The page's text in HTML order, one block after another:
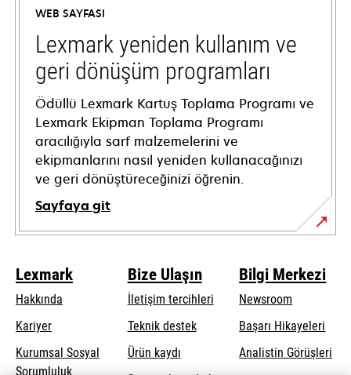
new
tab
WEB SAYFASI
Lexmark yeniden kullanım ve
geri dönüşüm programları
Ödüllü Lexmark Kartuş Toplama Programı ve
Lexmark Ekipman Toplama Programı
aracılığıyla sarf malzemelerini ve
ekipmanlarını nasıl yeniden kullanacağınızı
ve geri dönüştüreceğinizi öğrenin.
Sayfaya git
Lexmark
Hakkında
Kariyer
Kurumsal Sosyal
Sorumlulukopens
Bize Ulaşın
İletişim tercihleri
Teknik destekopens
Ürün kaydı
Bilgi Merkezi
Newsroom
Başarı Hikayeleri
Analistin Görüşleri